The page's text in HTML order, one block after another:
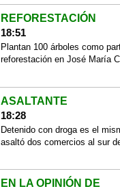
REFORESTACIÓN
18:51
Plantan 100 árboles como
reforestación en José María
ASALTANTE
18:28
Detenido con droga es el
asaltó dos comercios al sur
EN LA OPINIÓN DE